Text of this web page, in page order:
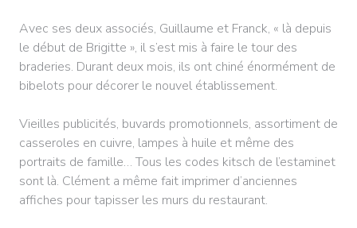
Avec ses deux associés, Guillaume et Franck, « là depuis
le début de Brigitte », il s’est mis à faire le tour des
braderies. Durant deux mois, ils ont chiné énormément de
bibelots pour décorer le nouvel établissement.
Vieilles publicités, buvards promotionnels, assortiment de
casseroles en cuivre, lampes à huile et même des
portraits de famille… Tous les codes kitsch de l’estaminet
sont là. Clément a même fait imprimer d’anciennes
affiches pour tapisser les murs du restaurant.